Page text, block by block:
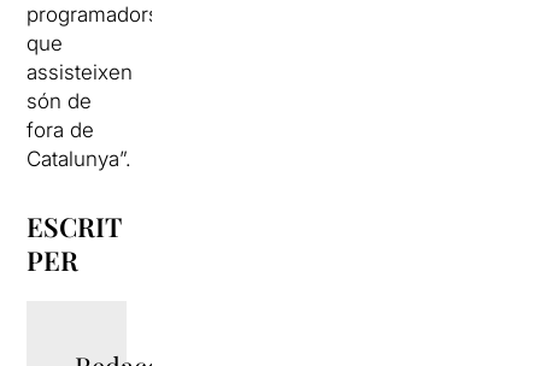
programadors
que
assisteixen
són de
fora de
Catalunya”.
ESCRIT
PER